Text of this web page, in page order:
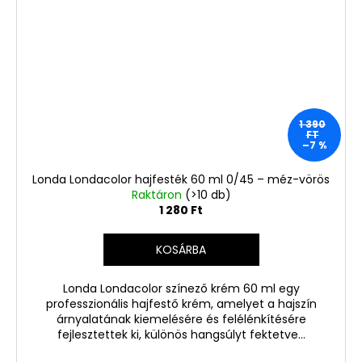
1 390
FT
–7 %
Londa Londacolor hajfesték 60 ml 0/45 – méz-vörös
Raktáron (>10 db)
1 280 Ft
KOSÁRBA
Londa Londacolor színező krém 60 ml egy
professzionális hajfestő krém, amelyet a hajszín
árnyalatának kiemelésére és felélénkítésére
fejlesztettek ki, különös hangsúlyt fektetve...